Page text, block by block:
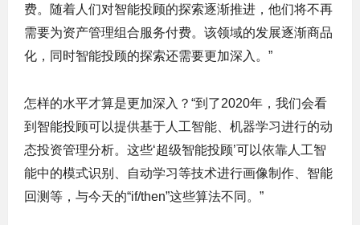
费。随着人们对智能投顾的探索逐渐推进，他们将不再
需要为资产管理组合服务付费。该领域的发展逐渐商品
化，同时智能投顾的探索还需要更加深入。”
怎样的水平才算是更加深入？“到了2020年，我们会看
到智能投顾可以提供基于人工智能、机器学习进行的动
态投资管理分析。这些‘超级智能投顾’可以依靠人工智
能中的模式识别、自动学习等技术进行画像制作、智能
回测等，与今天的“if/then”这些算法不同。”